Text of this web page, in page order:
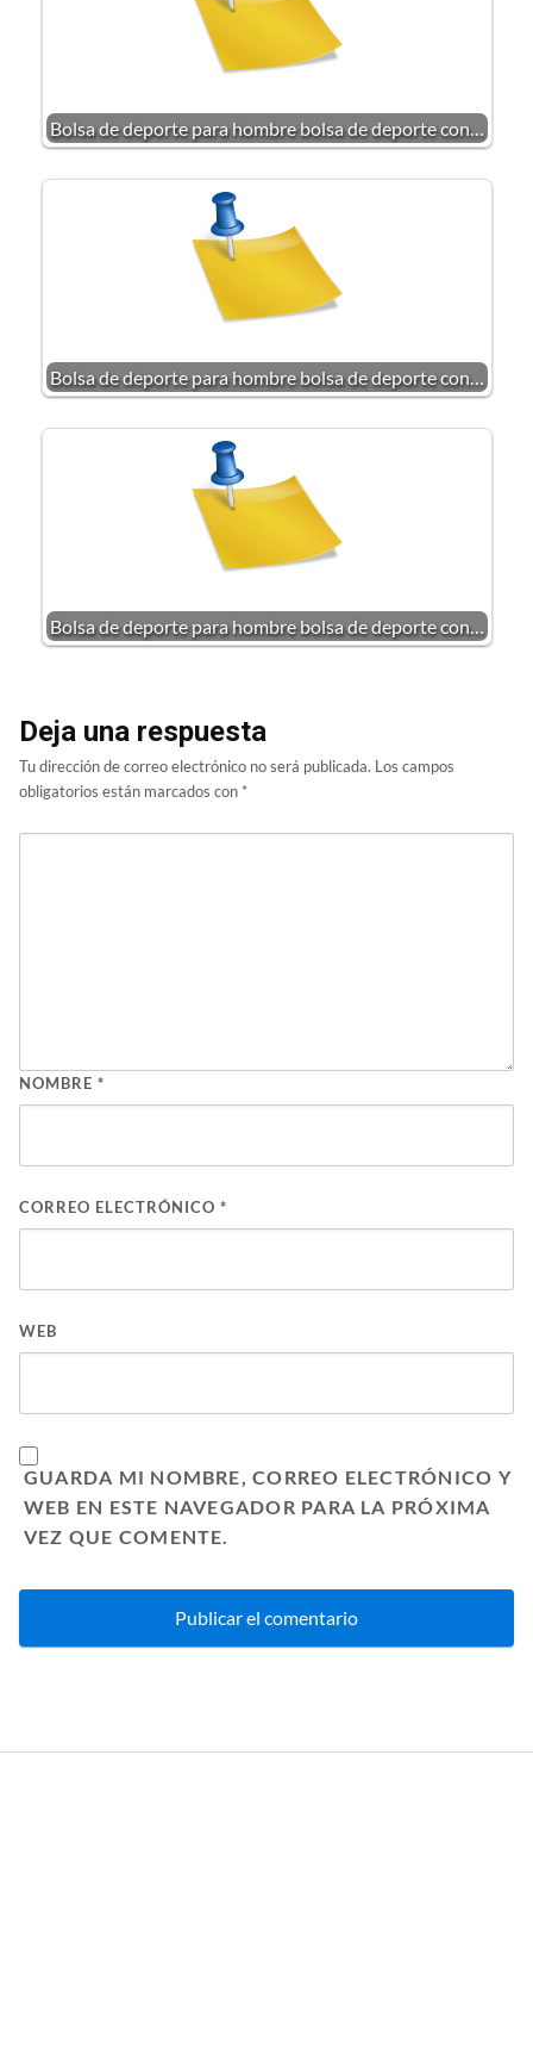
Bolsa de deporte para hombre bolsa de deporte con…
Bolsa de deporte para hombre bolsa de deporte con…
Bolsa de deporte para hombre bolsa de deporte con…
Deja una respuesta
Tu dirección de correo electrónico no será publicada. Los campos
obligatorios están marcados con *
NOMBRE *
CORREO ELECTRÓNICO *
WEB
GUARDA MI NOMBRE, CORREO ELECTRÓNICO Y
WEB EN ESTE NAVEGADOR PARA LA PRÓXIMA
VEZ QUE COMENTE.